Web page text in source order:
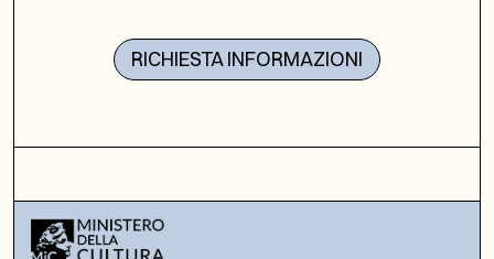
RICHIESTA INFORMAZIONI